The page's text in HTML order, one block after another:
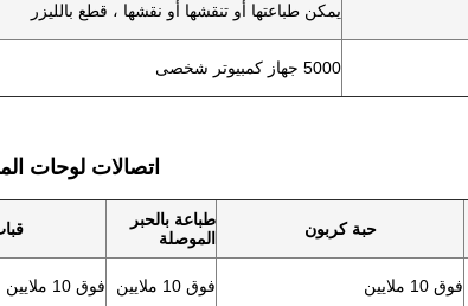
يمكن طباعتها أو تنقشها أو نقشها ، قطع بالليزر
5000 جهاز كمبيوتر شخصى
اتصالات لوحات
حبة كربون
طباعة بالحبر
الموصلة
فوق 10 ملايين فوق 10 ملايين فوق 10 ملايين